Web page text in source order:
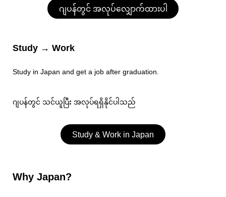
ဂျပန်တွင် အလုပ်လျှောက်ထားပါ
Study → Work
Study in Japan and get a job after graduation.
ဂျပန်တွင် သင်ယူပြီး အလုပ်ရရှိနိုင်ပါသည်
Study & Work in Japan
Why Japan?